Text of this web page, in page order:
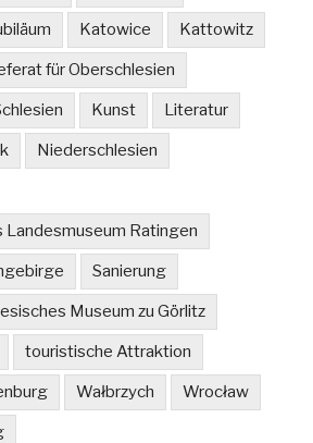
Katowice Kattowitz
für Oberschlesien
Kunst Literatur
Niederschlesien
Landesmuseum Ratingen
Sanierung
Museum zu Görlitz
touristische Attraktion
Wałbrzych Wrocław